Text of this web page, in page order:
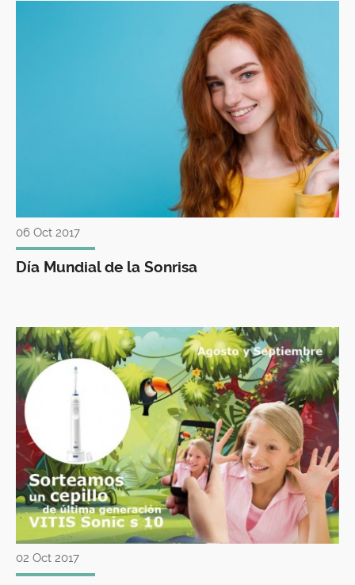
06 Oct 2017
Día Mundial de la Sonrisa
02 Oct 2017